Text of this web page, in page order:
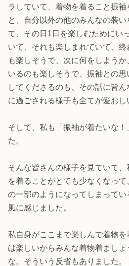
ラしていて、着物を着ること振袖
と、自分以外の他のみんなの装
て、その日1日を楽しむためにい
いて、それも楽しまれていて、
も楽しそうで、次に何をしよう
いるのも楽しそうで、振袖との
してくださるのも、その話に皆
に過ごされる様子も全てが愛おし
そして、私も「振袖が着たいな
た。
そんな皆さんの様子を見ていて
を着ることがとても少なくなっ
の一部のようになってしまって
風に感じました。
私自身がここまで楽しんで着物
は楽しいからみんな着物着まし
な。そういう反省もありました。